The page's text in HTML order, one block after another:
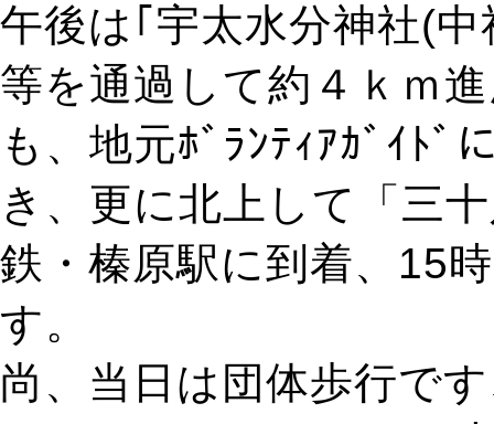
午後は｢宇太水分神社(
等を通過して約４ｋｍ
も、地元ﾎﾞﾗﾝﾃｨｱｶﾞｲﾄﾞ
き、更に北上して「三
鉄・榛原駅に到着、15
す。
尚、当日は団体歩行で